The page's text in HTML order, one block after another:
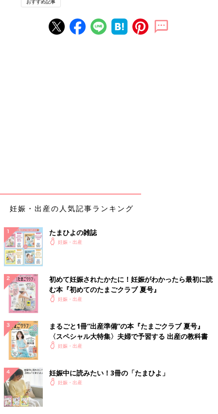
おすすめ記事
妊娠・出産の人気記事ランキング
たまひよの雑誌
妊娠・出産
初めて妊娠されたかたに！妊娠がわかったら最初に読
む本『初めてのたまごクラブ 夏号』
妊娠・出産
まるごと1冊“出産準備”の本『たまごクラブ 夏号』
〈スペシャル大特集〉夫婦で予習する 出産の教科書
妊娠・出産
妊娠中に読みたい！3冊の「たまひよ」
妊娠・出産